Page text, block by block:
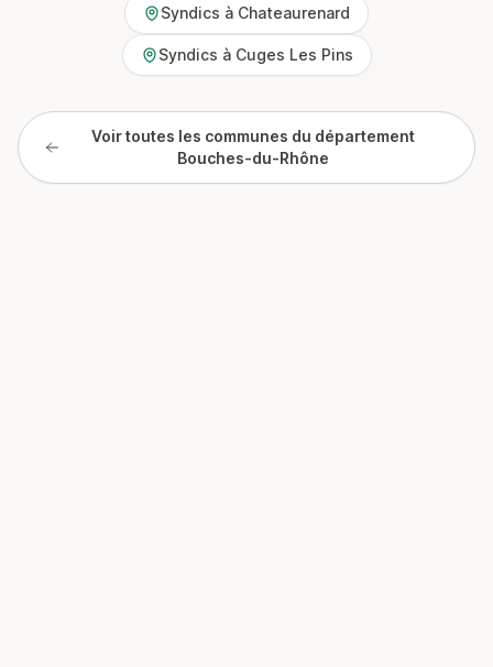
Syndics à Chateaurenard
Syndics à Cuges Les Pins
Voir toutes les communes du département
Bouches-du-Rhône